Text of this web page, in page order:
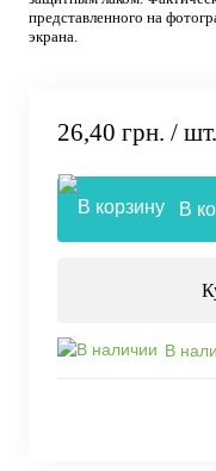
представленного на
экрана.
26,40 грн. / шт.
В
В